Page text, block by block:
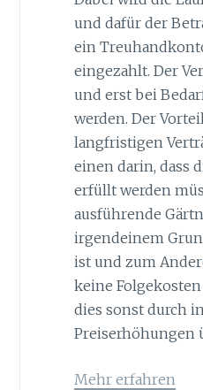
und dafür der
ein
eingezahlt. Der
und erst bei
werden. Der
langfristigen
einen darin, dass
erfüllt werden
ausführende
irgendeinem
ist und zum
keine
dies sonst durch
Preiserhöhungen
Mehr erfahren